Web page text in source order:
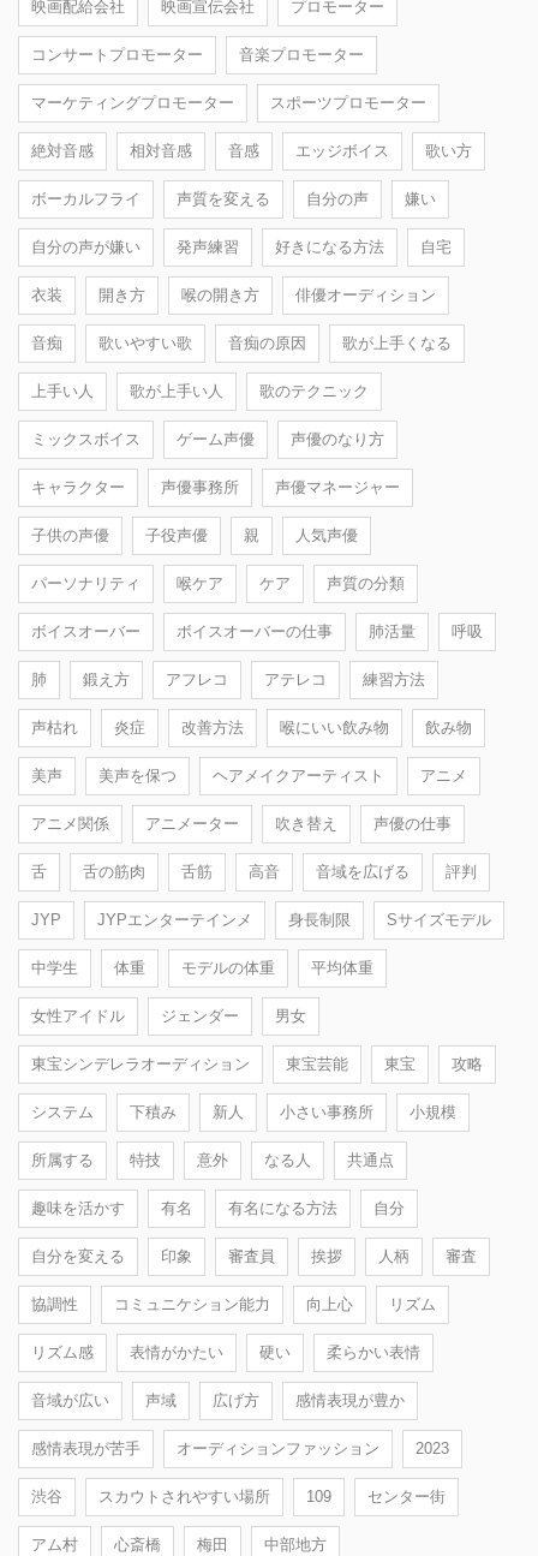
映画配給会社 映画宣伝会社 プロモーター
コンサートプロモーター 音楽プロモーター
マーケティングプロモーター スポーツプロモーター
絶対音感 相対音感 音感 エッジボイス 歌い方
ボーカルフライ 声質を変える 自分の声 嫌い
自分の声が嫌い 発声練習 好きになる方法 自宅
衣装 開き方 喉の開き方 俳優オーディション
音痴 歌いやすい歌 音痴の原因 歌が上手くなる
上手い人 歌が上手い人 歌のテクニック
ミックスボイス ゲーム声優 声優のなり方
キャラクター 声優事務所 声優マネージャー
子供の声優 子役声優 親 人気声優
パーソナリティ 喉ケア ケア 声質の分類
ボイスオーバー ボイスオーバーの仕事 肺活量 呼吸
肺 鍛え方 アフレコ アテレコ 練習方法
声枯れ 炎症 改善方法 喉にいい飲み物 飲み物
美声 美声を保つ ヘアメイクアーティスト アニメ
アニメ関係 アニメーター 吹き替え 声優の仕事
舌 舌の筋肉 舌筋 高音 音域を広げる 評判
JYP JYPエンターテインメ 身長制限 Sサイズモデル
中学生 体重 モデルの体重 平均体重
女性アイドル ジェンダー 男女
東宝シンデレラオーディション 東宝芸能 東宝 攻略
システム 下積み 新人 小さい事務所 小規模
所属する 特技 意外 なる人 共通点
趣味を活かす 有名 有名になる方法 自分
自分を変える 印象 審査員 挨拶 人柄 審査
協調性 コミュニケション能力 向上心 リズム
リズム感 表情がかたい 硬い 柔らかい表情
音域が広い 声域 広げ方 感情表現が豊か
感情表現が苦手 オーディションファッション 2023
渋谷 スカウトされやすい場所 109 センター街
アム村 心斎橋 梅田 中部地方